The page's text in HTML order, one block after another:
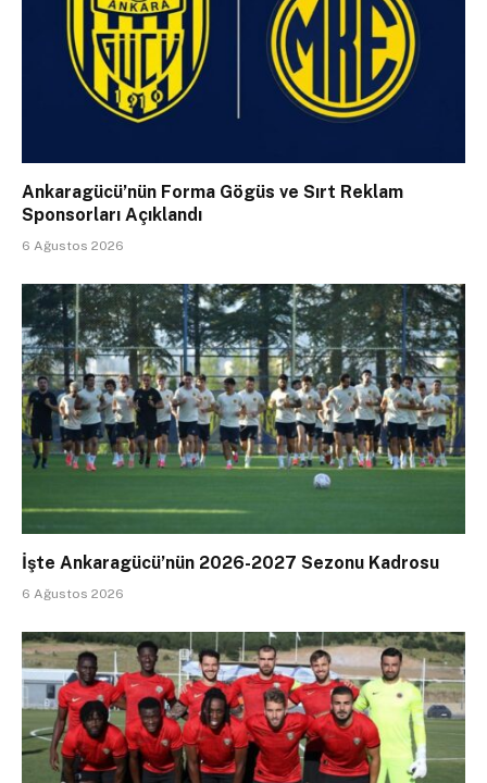
Ankaragücü’nün Forma Gögüs ve Sırt Reklam
Sponsorları Açıklandı
6 Ağustos 2026
İşte Ankaragücü’nün 2026-2027 Sezonu Kadrosu
6 Ağustos 2026